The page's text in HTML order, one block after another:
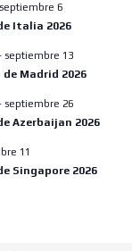
septiembre 6
Italia 2026
septiembre 13
de Madrid 2026
septiembre 26
Azerbaijan 2026
11
Singapore 2026